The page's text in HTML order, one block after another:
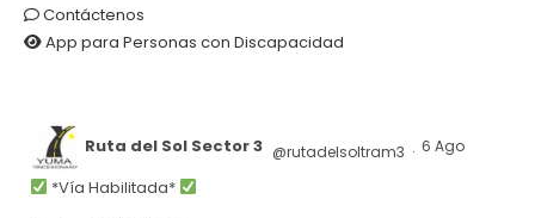
Contáctenos
App para Personas con Discapacidad
Ruta del Sol Sector 3 @rutadelsoltram3 · 6 Ago
*Vía Habilitada*